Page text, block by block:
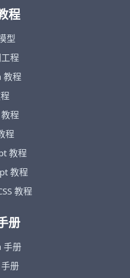
程
型
程
教程
程
程
教程
教程
教程
册
手册
册